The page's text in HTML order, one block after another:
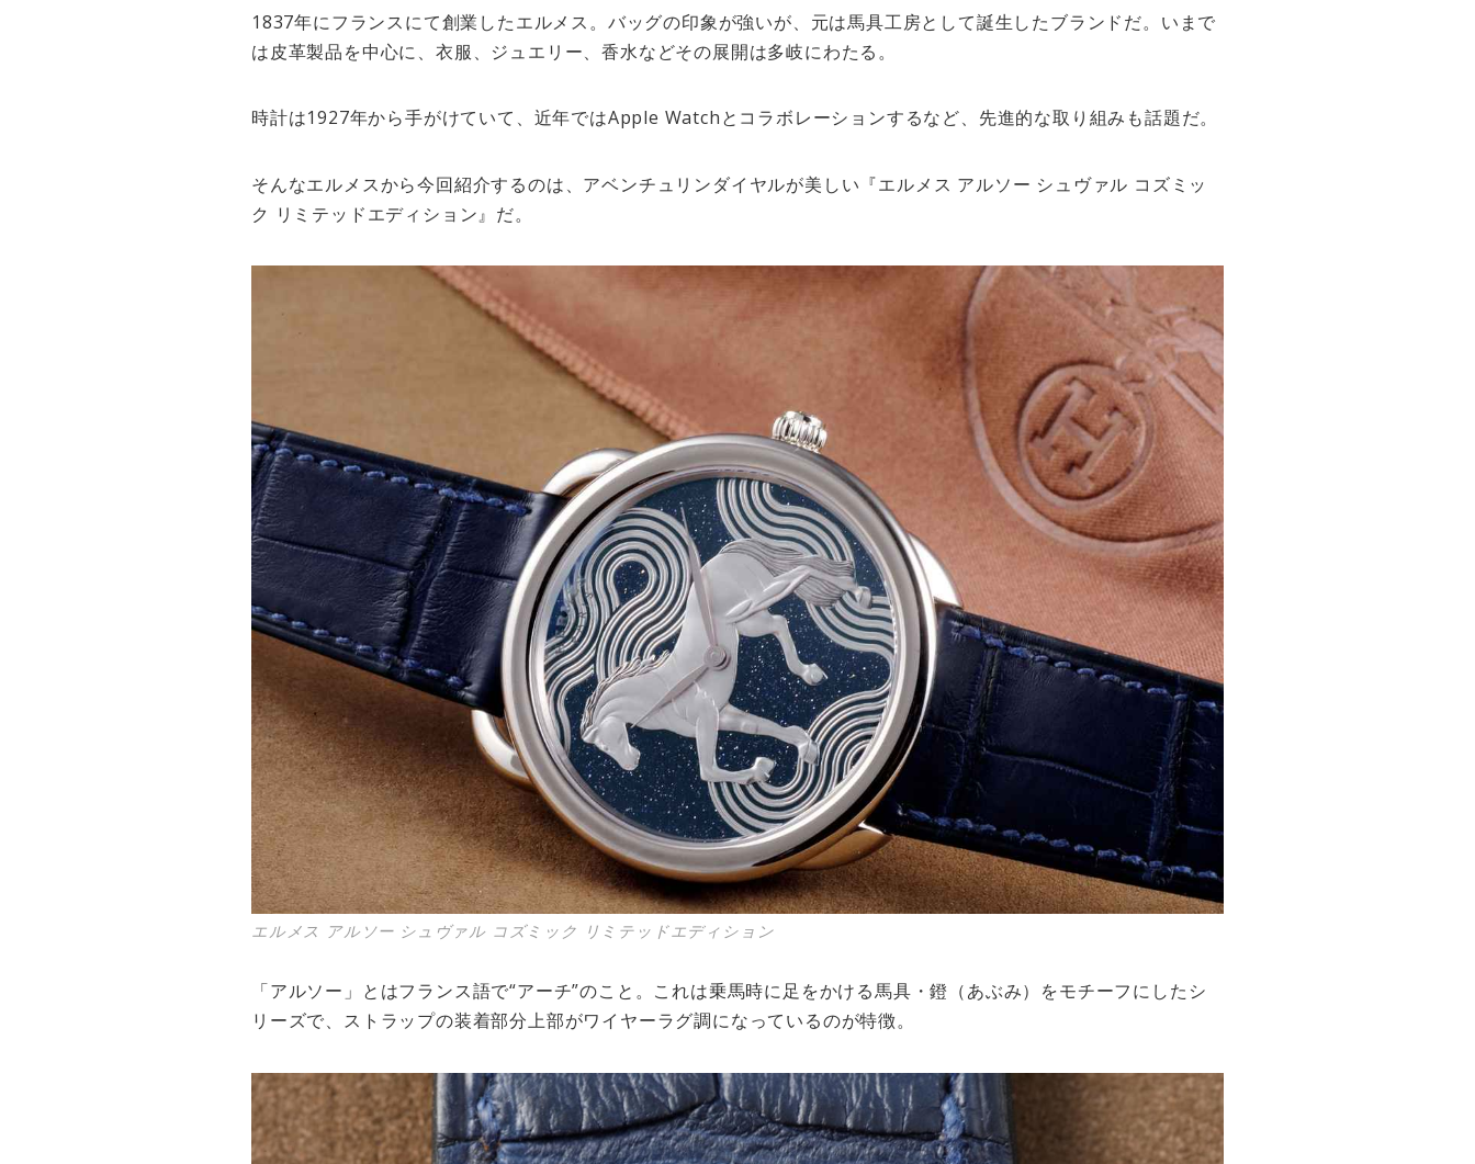
1837年にフランスにて創業したエルメス。バッグの印象が強いが、元は馬具工房として誕生したブランドだ。いまで
は皮革製品を中心に、衣服、ジュエリー、香水などその展開は多岐にわたる。
時計は1927年から手がけていて、近年ではApple Watchとコラボレーションするなど、先進的な取り組みも話題だ。
そんなエルメスから今回紹介するのは、アベンチュリンダイヤルが美しい『エルメス アルソー シュヴァル コズミッ
ク リミテッドエディション』だ。
エルメス アルソー シュヴァル コズミック リミテッドエディション
「アルソー」とはフランス語で“アーチ”のこと。これは乗馬時に足をかける馬具・鐙（あぶみ）をモチーフにしたシ
リーズで、ストラップの装着部分上部がワイヤーラグ調になっているのが特徴。